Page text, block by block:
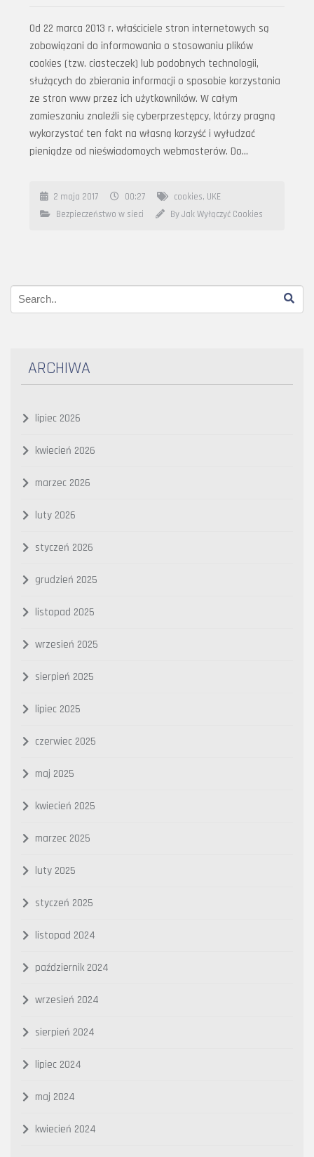
Od 22 marca 2013 r. właściciele stron internetowych są
zobowiązani do informowania o stosowaniu plików
cookies (tzw. ciasteczek) lub podobnych technologii,
służących do zbierania informacji o sposobie korzystania
ze stron www przez ich użytkowników. W całym
zamieszaniu znaleźli się cyberprzestępcy, którzy pragną
wykorzystać ten fakt na własną korzyść i wyłudzać
pieniądze od nieświadomoych webmasterów. Do…
2 maja 2017 00:27 cookies, UKE
Bezpieczeństwo w sieci
By Jak Wyłączyć Cookies
ARCHIWA
lipiec 2026
kwiecień 2026
marzec 2026
luty 2026
styczeń 2026
grudzień 2025
listopad 2025
wrzesień 2025
sierpień 2025
lipiec 2025
czerwiec 2025
maj 2025
kwiecień 2025
marzec 2025
luty 2025
styczeń 2025
listopad 2024
październik 2024
wrzesień 2024
sierpień 2024
lipiec 2024
maj 2024
kwiecień 2024